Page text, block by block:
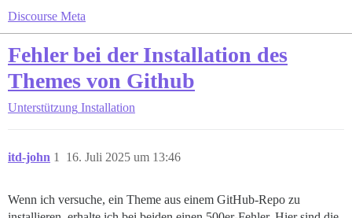
Discourse Meta
Fehler bei der Installation des
Themes von Github
Unterstützung Installation
itd-john 16. Juli 2025 um 13:46
1
Wenn ich versuche, ein Theme aus einem GitHub-Repo zu